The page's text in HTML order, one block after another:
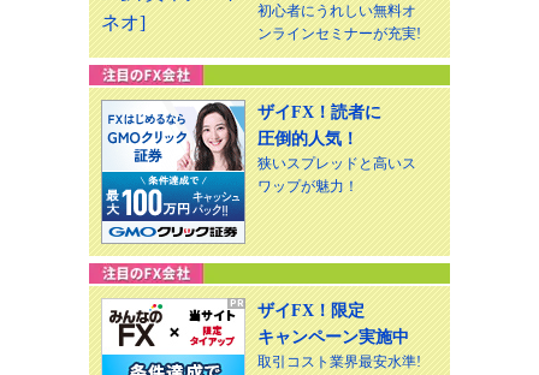
初心者にうれしい無料オ
ンラインセミナーが充実!
ザイFX！読者に
圧倒的人気！
狭いスプレッドと高いス
ワップが魅力！
ザイFX！限定
キャンペーン実施中
取引コスト業界最安水準!